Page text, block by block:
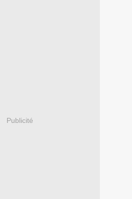
Publicité